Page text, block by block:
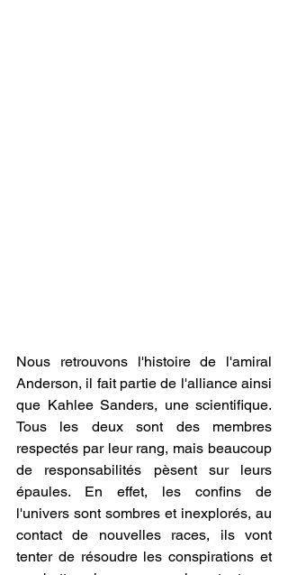
Nous retrouvons l'histoire de l'amiral
Anderson, il fait partie de l'alliance ainsi
que Kahlee Sanders, une scientifique.
Tous les deux sont des membres
respectés par leur rang, mais beaucoup
de responsabilités pèsent sur leurs
épaules. En effet, les confins de
l'univers sont sombres et inexplorés, au
contact de nouvelles races, ils vont
tenter de résoudre les conspirations et